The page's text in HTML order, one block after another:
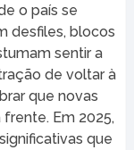
o país se
desfiles, blocos
sentir a
de voltar à
que novas
Em 2025,
que